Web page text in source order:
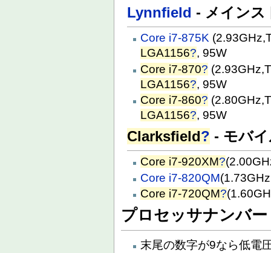
Lynnfield - メインス
Core i7-875K
LGA1156?, 95W
Core i7-870?
LGA1156?, 95W
Core i7-860?
LGA1156?, 95W
Clarksfield? - モバ
Core i7-920XM?
Core i7-820QM
Core i7-720QM?
プロセッサナンバー
末尾の数字が9なら低電